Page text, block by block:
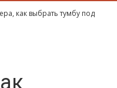
как выбрать тумбу под